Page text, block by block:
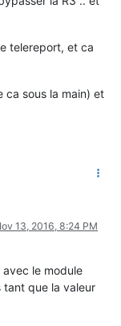
telereport, et ca
ca sous la main) et
13, 2016, 8:24 PM
le module
tant que la valeur